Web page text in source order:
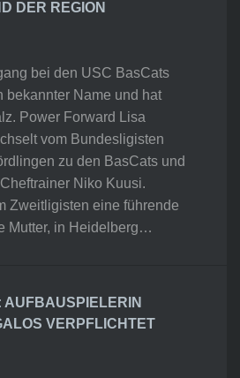
DER REGION
bei den USC BasCats
bekannter Name und hat
Power Forward Lisa
vom Bundesligisten
zu den BasCats und
Niko Kuusi.
Zweitligisten eine führende
Mutter, in Heidelberg…
VERPFLICHTET